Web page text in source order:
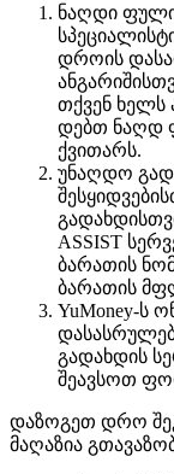
ნაღდი ფული
დროის
თქვენ ხელს
დებთ ნაღდ
ქვითარს.
უნაღდო
ASSIST
ბარათის
ბარათის
YuMoney-ს
გადახდის
შეავსოთ
დაზოგეთ დრო
მაღაზია